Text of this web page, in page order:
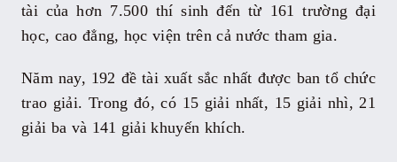
tài của hơn 7.500 thí sinh đến từ 161 trường đại
học, cao đẳng, học viện trên cả nước tham gia.
Năm nay, 192 đề tài xuất sắc nhất được ban tổ chức
trao giải. Trong đó, có 15 giải nhất, 15 giải nhì, 21
giải ba và 141 giải khuyến khích.